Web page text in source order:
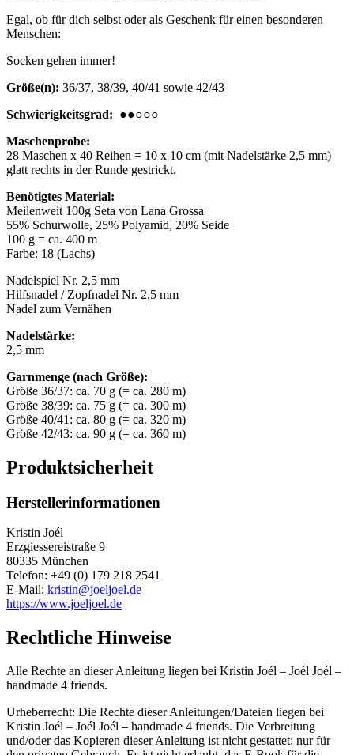
Egal, ob für dich selbst oder als Geschenk für einen besonderen
Menschen:
Socken gehen immer!
Größe(n): 36/37, 38/39, 40/41 sowie 42/43
Schwierigkeitsgrad: ●●○○○
Maschenprobe:
28 Maschen x 40 Reihen = 10 x 10 cm (mit Nadelstärke 2,5 mm)
glatt rechts in der Runde gestrickt.
Benötigtes Material:
Meilenweit 100g Seta von Lana Grossa
55% Schurwolle, 25% Polyamid, 20% Seide
100 g = ca. 400 m
Farbe: 18 (Lachs)
Nadelspiel Nr. 2,5 mm
Hilfsnadel / Zopfnadel Nr. 2,5 mm
Nadel zum Vernähen
Nadelstärke:
2,5 mm
Garnmenge (nach Größe):
Größe 36/37: ca. 70 g (= ca. 280 m)
Größe 38/39: ca. 75 g (= ca. 300 m)
Größe 40/41: ca. 80 g (= ca. 320 m)
Größe 42/43: ca. 90 g (= ca. 360 m)
Produktsicherheit
Herstellerinformationen
Kristin Joél
Erzgiessereistraße 9
80335 München
Telefon: +49 (0) 179 218 2541
E-Mail: kristin@joeljoel.de
https://www.joeljoel.de
Rechtliche Hinweise
Alle Rechte an dieser Anleitung liegen bei Kristin Joél – Joél Joél –
handmade 4 friends.
Urheberrecht: Die Rechte dieser Anleitungen/Dateien liegen bei
Kristin Joél – Joél Joél – handmade 4 friends. Die Verbreitung
und/oder das Kopieren dieser Anleitung ist nicht gestattet; nur für